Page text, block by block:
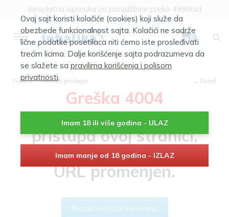
Besplatna isporuka za porudžbine preko 4999rsd
0
Početna Nemate privilegije ← Nazad
Greška 4004
Nemate mogućnost
pristupa ovoj stranici.
Stranica je obrisana ili je
URL promenjen.
Nazad na početnu stranu
Ovaj sajt koristi kolačiće (cookies) koji služe da
obezbede funkcionalnost sajta. Kolačići ne sadrže
lične podatke posetilaca niti ćemo iste prosleđivati
trećim licima. Dalje korišćenje sajta podrazumeva da
se slažete sa pravilima korišćenja i polisom
privatnosti.
Imam 18 ili više godina - ULAZ
Imam manje od 18 godina - IZLAZ